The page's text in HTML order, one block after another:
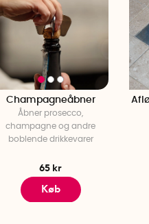
Champagneåbner
Åbner prosecco,
champagne og andre
boblende drikkevarer
65 kr
Køb